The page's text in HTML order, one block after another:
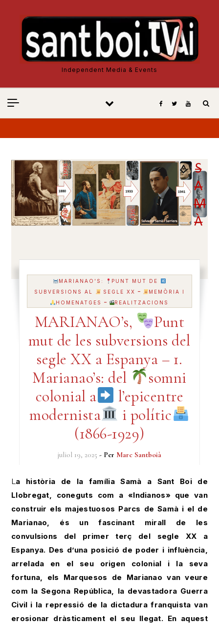
Independent Media & Events
MARIANAO'S:
PUNT MUT DE
SUBVERSIONS AL
SEGLE XX -
MEMÒRIA I
HOMENATGES
- REALITZACIONS
MARIANAO’s,
Punt
mut de les subversions del
segle XX a Espanya – 1.
Marianao’s: del
somni
colonial a
l’epicentre
modernista
i polític
(1866-1929)
juliol 19, 2025 - Per Marc Santboià
La història de la família Samà a Sant Boi de
Llobregat, coneguts com a «Indianos» que van
construir els majestuosos Parcs de Samà i el de
Marianao, és un fascinant mirall de les
convulsions del primer terç del segle XX a
Espanya. Des d’una posició de poder i influència,
arrelada en el seu origen colonial i la seva
fortuna, els Marquesos de Marianao van veure
com la Segona República, la devastadora Guerra
Civil i la repressió de la dictadura franquista van
erosionar dràsticament el seu llegat. En aquest